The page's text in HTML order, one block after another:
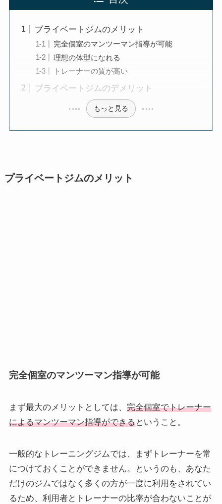
プライベートジムのメリット
完全個室のマンツーマン指導が可能
理想の体型になれる
トレーナーの質が高い
プライベートジムのデメリット
もっと見る
プライベートジムのメリット
完全個室のマンツーマン指導が可能
まず最大のメリットとしては、 完全個室でトレーナー
によるマンツーマン指導ができるということ。
一般的なトレーニングジムでは、まずトレーナーを常
につけておくことができません。というのも、あなた
だけのジムではなく多くの方が一度に利用をされてい
るため、利用者とトレーナーの比率が合わないことが